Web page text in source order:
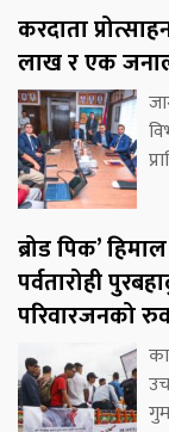
करदाता
लाख र एक
ब्रोड पिक’
पर्वतारोही
परिवारजनको